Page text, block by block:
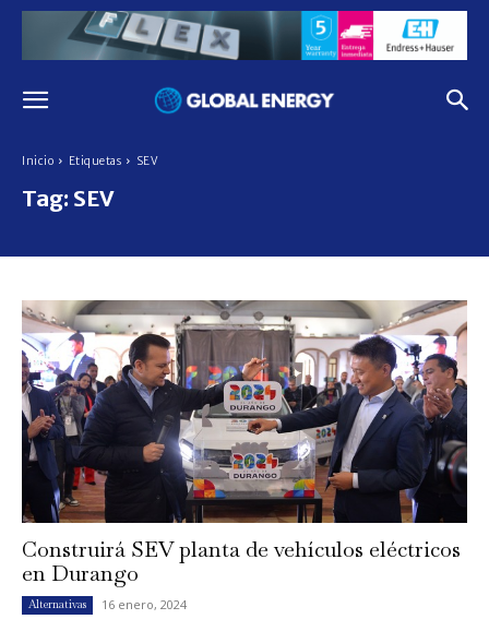
Inicio Etiquetas SEV
Tag: SEV
Construirá SEV planta de vehículos eléctricos
en Durango
Alternativas 16 enero, 2024